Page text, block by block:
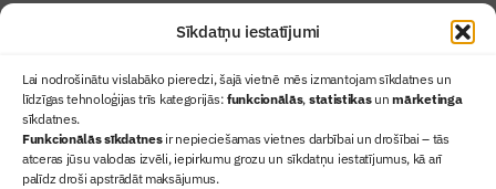
Sīkdatņu iestatījumi
Lai nodrošinātu vislabāko pieredzi, šajā vietnē mēs izmantojam sīkdatnes un
līdzīgas tehnoloģijas trīs kategorijās: funkcionālās, statistikasunmārketinga
sīkdatnes.
Funkcionālās sīkdatnesir nepieciešamas vietnes darbībai un drošībai – tās
atceras jūsu valodas izvēli, iepirkumu grozu un sīkdatņu iestatījumus, kā arī
palīdz droši apstrādāt maksājumus.
Ziņas